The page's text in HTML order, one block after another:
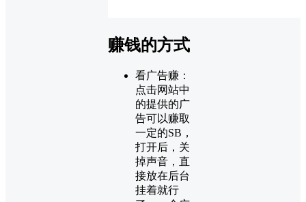
赚钱的方式
看广告赚：
点击网站中
的提供的广
告可以赚取
一定的SB，
打开后，关
掉声音，直
接放在后台
挂着就行